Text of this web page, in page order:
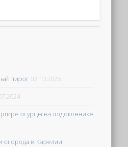
пирог 02.10.2025
огурцы на подоконнике
огорода в Карелии